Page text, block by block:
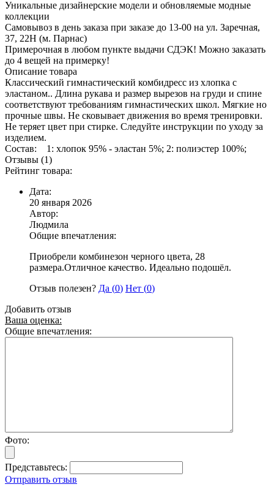
Уникальные дизайнерские модели и обновляемые модные
коллекции
Самовывоз в день заказа при заказе до 13-00 на ул. Заречная,
37, 22Н (м. Парнас)
Примерочная в любом пункте выдачи СДЭК! Можно заказать
до 4 вещей на примерку!
Описание товара
Классический гимнастический комбидресс из хлопка с
эластаном.. Длина рукава и размер вырезов на груди и спине
соответствуют требованиям гимнастических школ. Мягкие но
прочные швы. Не сковывает движения во время тренировки.
Не теряет цвет при стирке. Следуйте инструкции по уходу за
изделием.
Состав: 1: хлопок 95% - эластан 5%; 2: полиэстер 100%;
Отзывы (1)
Рейтинг товара:
Дата:
20 января 2026
Автор:
Людмила
Общие впечатления:
Приобрели комбинезон черного цвета, 28
размера.Отличное качество. Идеально подошёл.
Отзыв полезен? Да (0) Нет (0)
Добавить отзыв
Ваша оценка:
Общие впечатления:
Фото:
Представьтесь:
Отправить отзыв